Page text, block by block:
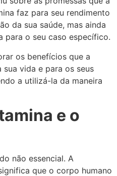
faz para seu rendimento
da sua saúde, mas ainda
para o seu caso específico.
os benefícios que a
vida e para os seus
a utilizá-la da maneira
e o
não essencial. A
que o corpo humano